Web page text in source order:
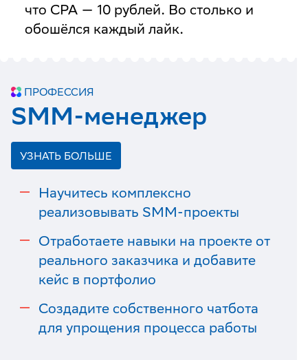
что CPA — 10 рублей. Во столько и
обошёлся каждый лайк.
ПРОФЕССИЯ
SMM-менеджер
УЗНАТЬ БОЛЬШЕ
Научитесь комплексно
реализовывать SMM-проекты
Отработаете навыки на проекте от
реального заказчика и добавите
кейс в портфолио
Создадите собственного чатбота
для упрощения процесса работы